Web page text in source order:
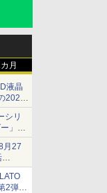
月
液晶
2026
シリ
」を
超大
月27
実施
2弾が